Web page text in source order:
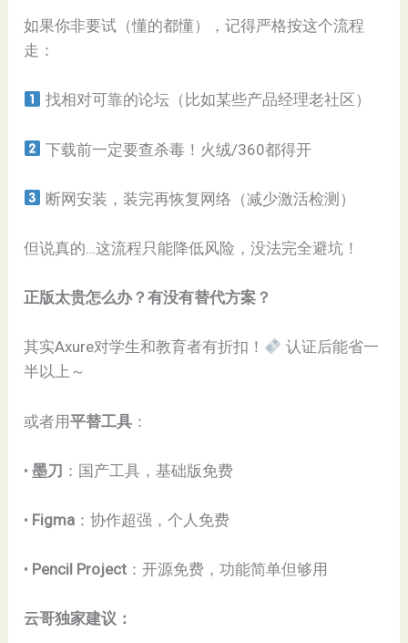
如果你非要试（懂的都懂），记得严格按这个流程
走：
找相对可靠的论坛（比如某些产品经理老社区）
下载前一定要查杀毒！火绒/360都得开
断网安装，装完再恢复网络（减少激活检测）
但说真的…这流程只能降低风险，没法完全避坑！
​正版太贵怎么办？有没有替代方案？​
其实Axure对学生和教育者有折扣！
认证后能省一
半以上～
或者用​​平替工具​ ​：
• ​​墨刀​ ​：国产工具，基础版免费
• ​ ​Figma​ ​：协作超强，个人免费
• ​ ​Pencil Project​ ​：开源免费，功能简单但够用
​云哥独家建议：​